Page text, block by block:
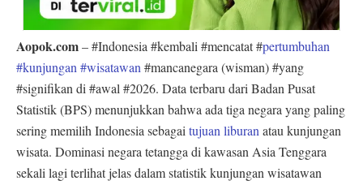
Aopok.com– #Indonesia #kembali #mencatat #pertumbuhan
#kunjungan #wisatawan#mancanegara (wisman) #yang
#signifikan di #awal #2026. Data terbaru dari Badan Pusat
Statistik (BPS) menunjukkan bahwa ada tiga negara yang paling
sering memilih Indonesia sebagaitujuan liburanatau kunjungan
wisata. Dominasi negara tetangga di kawasan Asia Tenggara
sekali lagi terlihat jelas dalam statistik kunjungan wisatawan